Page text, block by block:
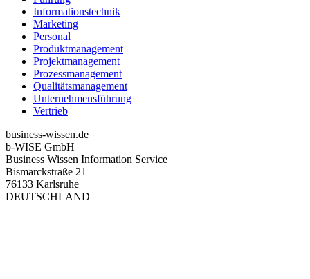
Informationstechnik
Marketing
Personal
Produktmanagement
Projektmanagement
Prozessmanagement
Qualitätsmanagement
Unternehmensführung
Vertrieb
business-wissen.de
b-WISE GmbH
Business Wissen Information Service
Bismarckstraße 21
76133 Karlsruhe
DEUTSCHLAND